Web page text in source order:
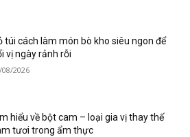
túi cách làm món bò kho siêu ngon để
vị ngày rảnh rỗi
08/2026
hiểu về bột cam – loại gia vị thay thế
tươi trong ẩm thực